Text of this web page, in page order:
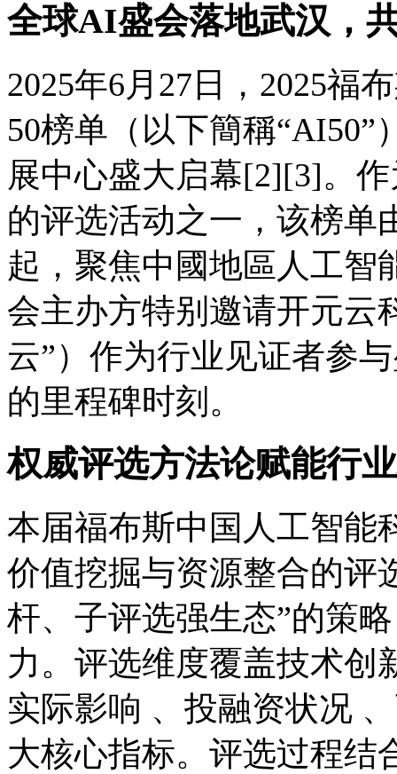
全球AI盛会落地武汉，
2025年6月27日，2025福
50榜单（以下簡稱
展中心盛大启幕[2][3]。
的评选活动之一，该榜单
起，聚焦中國地區人工智
会主办方特别邀请开元云
云”）作为行业见证者参
的里程碑时刻。
权威评选方法论赋能行
本届福布斯中国人工智能
价值挖掘与资源整合的评
杆、子评选强生态”的策
力。评选维度覆盖技术创
实际影响 、投融资状况
大核心指标。评选过程结